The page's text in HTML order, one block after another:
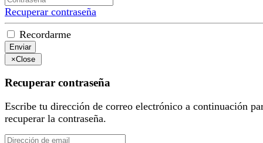
Recuperar contraseña
Recordarme
Enviar
×Close
Recuperar contraseña
Escribe tu dirección de correo electrónico a continuación
recuperar la contraseña.